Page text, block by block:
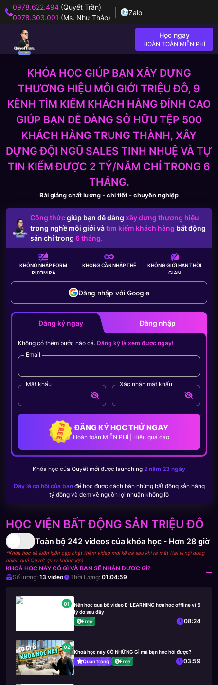
0978.622.494 (Quyết Trần)
0978.303.001 (Ms. Như Thảo)
Zalo
Học ngay
HOÀN TOÀN MIỄN PHÍ
HỌC VIỆN BẤT ĐỘNG SẢN TRIỆU ĐÔ
Toàn bộ 242 videos của khóa học - Hơn 28 giờ
*Khóa học sẽ luôn luôn cập nhật thêm video mới kể cả sau khi ra mắt (tại vì nội dung
nhiều quá Quyết quay không kịp)
KHOÁ HỌC NÀY CÓ GÌ VÀ BẠN SẼ NHẬN ĐƯỢC GÌ?
Số lượng: 13 video Thời lượng: 01:04:59
01
Nên học qua bộ video E-LEARNING hơn học offline vì 5
lý do sau đây
Free
08:24
02
Khoá học này CÓ NHỮNG GÌ mà bạn học hỏi được?
Quan trọng
Free 03:59
KHÓA HỌC GIÚP BẠN XÂY DỰNG
THƯƠNG HIỆU MÔI GIỚI TRIỆU ĐÔ, 9
KÊNH TÌM KIẾM KHÁCH HÀNG ĐỈNH CAO
GIÚP BẠN DỄ DÀNG SỞ HỮU TỆP 500
KHÁCH HÀNG TRUNG THÀNH, XÂY
DỰNG ĐỘI NGŨ SALES TINH NHUỆ VÀ TỰ
TIN KIẾM ĐƯỢC 2 TỶ/NĂM CHỈ TRONG 6
THÁNG.
Bài giảng chất lượng - chi tiết - chuyên nghiệp
Công thứcgiúp bạn dễ dàng xây dựng thương hiệu
trong nghề môi giới vàtìm kiếm khách hàng bất động
sản chỉ trong 6 tháng.
KHÔNG NHẬP FORM
RƯỜM RÀ
KHÔNG CẦNNHẬP THẺ KHÔNG GIỚI HẠNTHỜI
GIAN
Đăng nhập với Google
Đăng ký ngay Đăng nhập
Không có thêm bước nào cả.Đăng ký là xem được ngay!
Email
Mật khẩu Xác nhận mật khẩu
ĐĂNG KÝ HỌC THỬ NGAY
Hoàn toàn MIỄN PHÍ | Hiệu quả cao
Khóa học của Quyết mới được launching 2 năm 23 ngày
Đây là cơ hội của bạnđể học được cách bán những bất động sản hàng
tỷ đồng và đem về nguồn lợi nhuận khổng lồ